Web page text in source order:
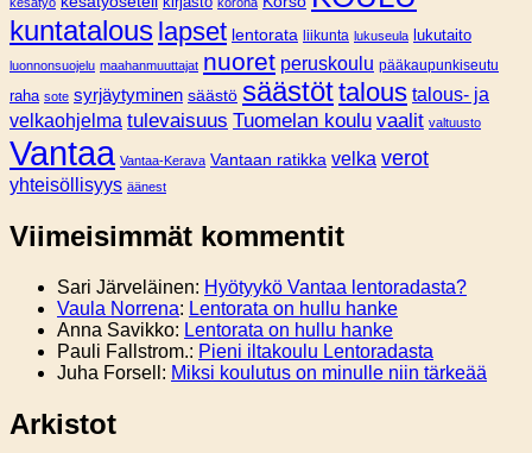
kuntatalous lapset lentorata liikunta lukuseula lukutaito
luonnonsuojelu maahanmuuttajat nuoret peruskoulu pääkaupunkiseutu
raha sote syrjäytyminen säästö säästöttalous talous- ja
velkaohjelma tulevaisuus Tuomelan koulu vaalit valtuusto
Vantaa Vantaa-Kerava Vantaan ratikka velka verot
yhteisöllisyys äänest
Viimeisimmät kommentit
Sari Järveläinen: Hyötyykö Vantaa lentoradasta?
Vaula Norrena: Lentorata on hullu hanke
Anna Savikko: Lentorata on hullu hanke
Pauli Fallstrom.: Pieni iltakoulu Lentoradasta
Juha Forsell : Miksi koulutus on minulle niin tärkeää
Arkistot